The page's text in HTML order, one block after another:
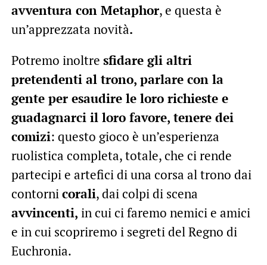
avventura con Metaphor, e questa è
un’apprezzata novità.
Potremo inoltre sfidare gli altri
pretendenti al trono, parlare con la
gente per esaudire le loro richieste e
guadagnarci il loro favore, tenere dei
comizi: questo gioco è un’esperienza
ruolistica completa, totale, che ci rende
partecipi e artefici di una corsa al trono dai
contorni corali, dai colpi di scena
avvincenti, in cui ci faremo nemici e amici
e in cui scopriremo i segreti del Regno di
Euchronia.